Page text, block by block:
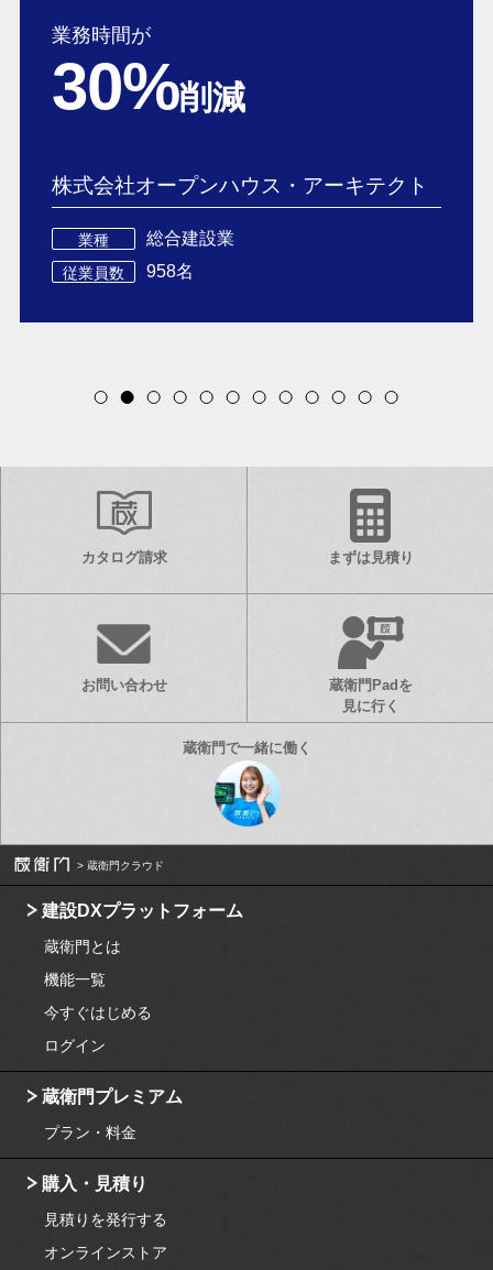
業務時間が
30%削減
株式会社オープンハウス・アーキテクト
業種 総合建設業
従業員数 958名
カタログ請求 まずは見積り
お問い合わせ
蔵衛門Padを
見に行く
蔵衛門クラウド
建設DXプラットフォーム
蔵衛門とは
機能一覧
今すぐはじめる
ログイン
蔵衛門プレミアム
プラン・料金
購入・見積り
見積りを発行する
オンラインストア